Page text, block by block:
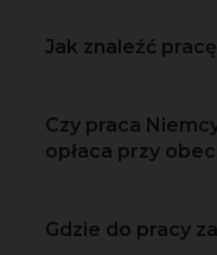
Jak znaleźć
Czy praca
opłaca przy
Gdzie do pracy